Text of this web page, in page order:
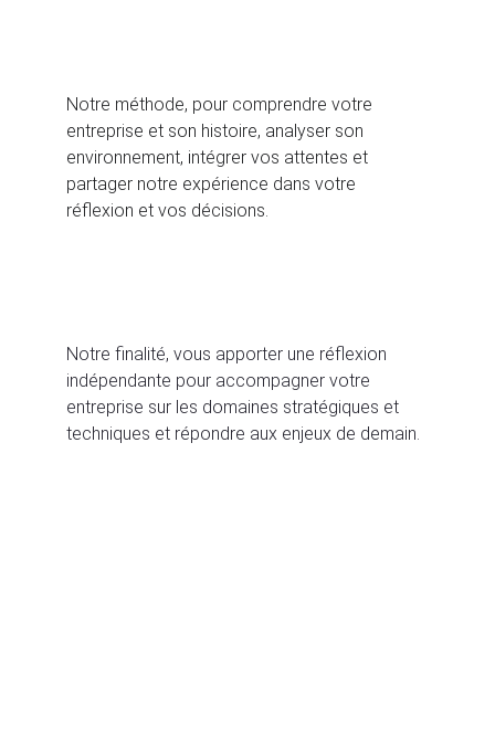
Notre méthode, pour comprendre votre
entreprise et son histoire, analyser son
environnement, intégrer vos attentes et
partager notre expérience dans votre
réflexion et vos décisions.
Notre finalité, vous apporter une réflexion
indépendante pour accompagner votre
entreprise sur les domaines stratégiques et
techniques et répondre aux enjeux de demain.